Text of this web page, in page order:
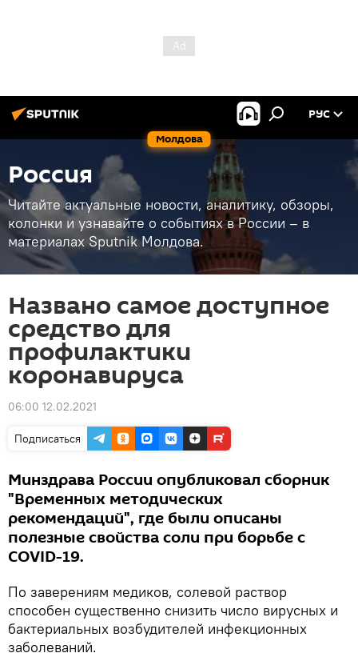
Молдова
РУС
Россия
Читайте актуальные новости, аналитику, обзоры,
колонки и узнавайте о событиях в России – в
материалах Sputnik Молдова.
Названо самое доступное
средство для
профилактики
коронавируса
06:00 12.02.2021
Подписаться
Минздрава России опубликовал сборник
"Временных методических
рекомендаций", где были описаны
полезные свойства соли при борьбе с
COVID-19.
По заверениям медиков, солевой раствор
способен существенно снизить число вирусных и
бактериальных возбудителей инфекционных
заболеваний.